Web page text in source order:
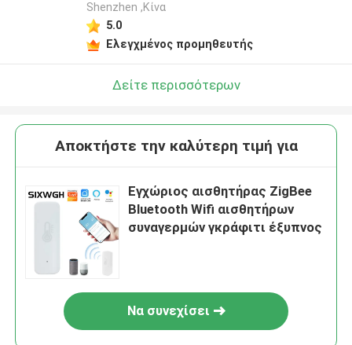
Shenzhen ,Κίνα
5.0
Ελεγχμένος προμηθευτής
Δείτε περισσότερων
Αποκτήστε την καλύτερη τιμή για
Εγχώριος αισθητήρας ZigBee
Bluetooth Wifi αισθητήρων
συναγερμών γκράφιτι έξυπνος
Να συνεχίσει